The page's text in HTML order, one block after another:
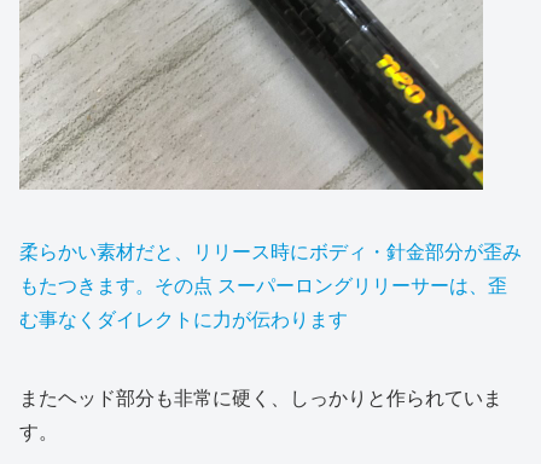
柔らかい素材だと、リリース時にボディ・針金部分が歪み
もたつきます。その点 スーパーロングリリーサーは、歪
む事なくダイレクトに力が伝わります
またヘッド部分も非常に硬く、しっかりと作られていま
す。